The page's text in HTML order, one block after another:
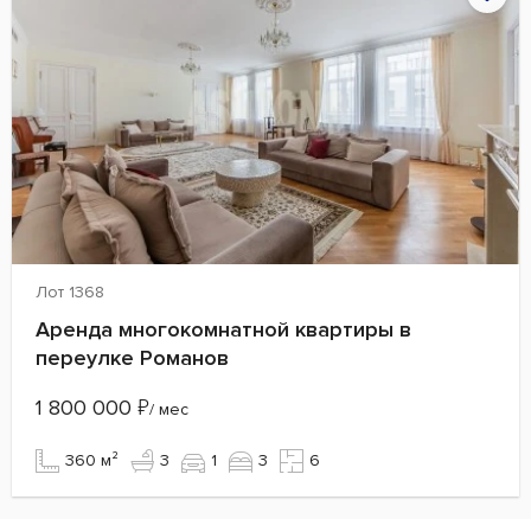
Лот 1368
Аренда многокомнатной квартиры в
переулке Романов
1 800 000 ₽/ мес
360 м² 3 1 3 6